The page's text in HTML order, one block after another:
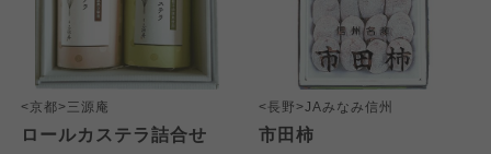
<京都>三源庵
ロールカステラ詰合せ
<長野>JAみなみ信州
市田柿